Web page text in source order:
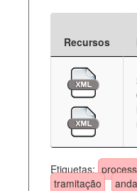
Recursos
Etiquetas:
tramitação